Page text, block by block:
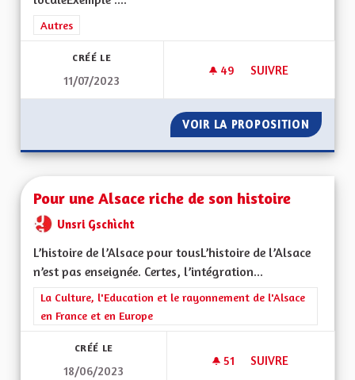
Filtrer les résultats de la catégorie : Autres
Autres
CRÉÉ LE
11/07/2023
49 49 ABONNÉS
SUIVRE
VOIR LA PROPOSITION
Pour une Alsace riche de son histoire
Unsri Gschìcht
L’histoire de l’Alsace pour tousL’histoire de l’Alsace
n’est pas enseignée. Certes, l’intégration...
Filtrer les résultats de la catégorie : La Culture, l'Education et
La Culture, l'Education et le rayonnement de l'Alsace
en France et en Europe
CRÉÉ LE
18/06/2023
51 51 ABONNÉS
SUIVRE